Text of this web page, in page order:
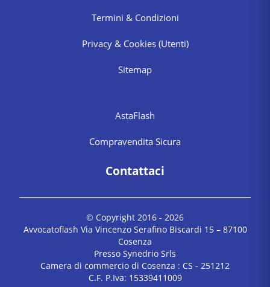
Termini & Condizioni
Privacy & Cookies (Utenti)
Sitemap
AstaFlash
Compravendita Sicura
Contattaci
© Copyright 2016 - 2026
Avvocatoflash Via Vincenzo Serafino Biscardi 15 – 87100
Cosenza
Presso Synedrio Srls
Camera di commercio di Cosenza : CS - 251212
C.F. P.Iva: 15339411009